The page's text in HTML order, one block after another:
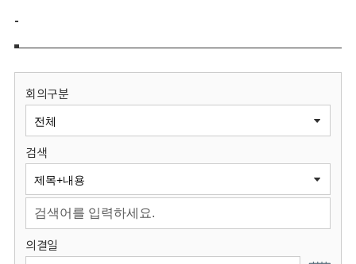
보
원
회
-
회의구분
검색
의결일